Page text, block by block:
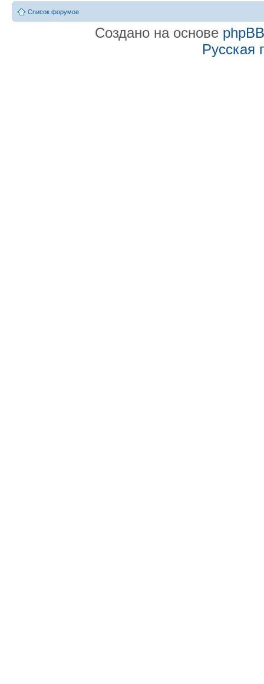
Список форумов
Создано на основе phpBB
Русская